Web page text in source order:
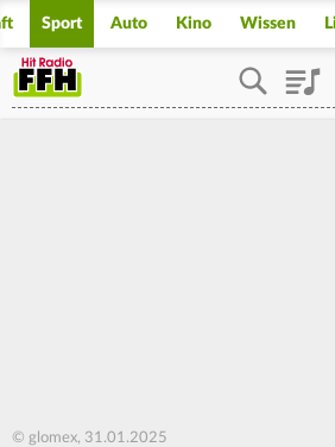
Sport Auto Kino Wissen
© glomex, 31.01.2025